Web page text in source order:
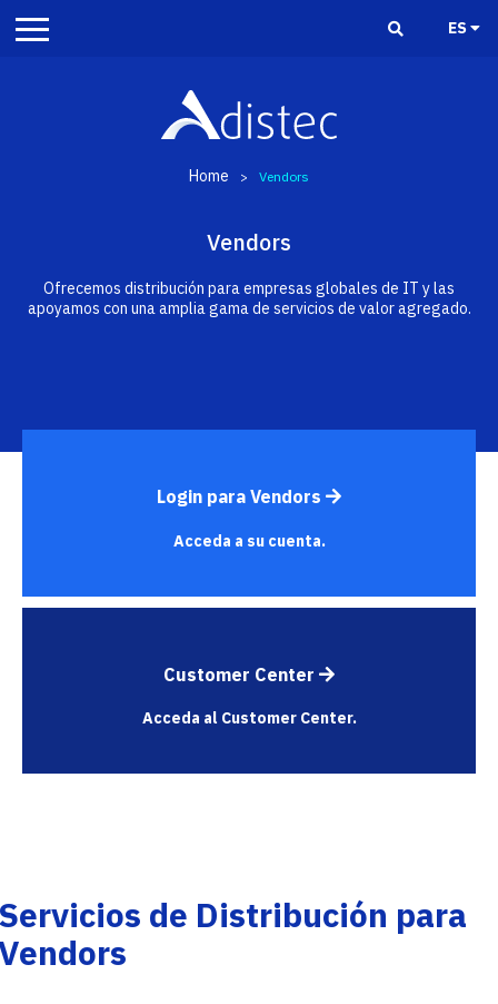
ES
Home > Vendors
Vendors
Ofrecemos distribución para empresas globales de IT y las
apoyamos con una amplia gama de servicios de valor agregado.
Login para Vendors
Acceda a su cuenta.
Customer Center
Acceda al Customer Center.
de Distribución para